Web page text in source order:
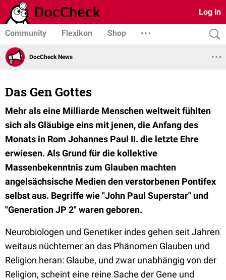
Log in
Community Flexikon Shop
DocCheck News
Das Gen Gottes
Mehr als eine Milliarde Menschen weltweit fühlten
sich als Gläubige eins mit jenen, die Anfang des
Monats in Rom Johannes Paul II. die letzte Ehre
erwiesen. Als Grund für die kollektive
Massenbekenntnis zum Glauben machten
angelsächsische Medien den verstorbenen Pontifex
selbst aus. Begriffe wie "John Paul Superstar" und
"Generation JP 2" waren geboren.
Neurobiologen und Genetiker indes gehen seit Jahren
weitaus nüchterner an das Phänomen Glauben und
Religion heran: Glaube, und zwar unabhängig von der
Religion, scheint eine reine Sache der Gene und